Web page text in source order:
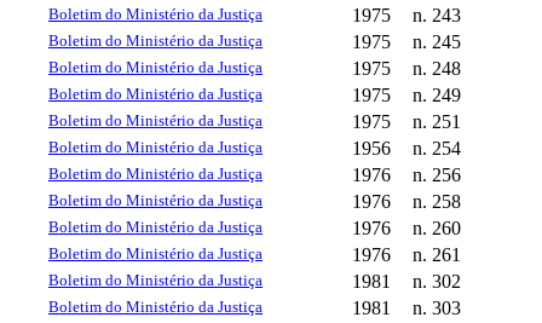
Boletim do Ministério da Justiça 1975 n. 243
Boletim do Ministério da Justiça 1975 n. 245
Boletim do Ministério da Justiça 1975 n. 248
Boletim do Ministério da Justiça 1975 n. 249
Boletim do Ministério da Justiça 1975 n. 251
Boletim do Ministério da Justiça 1956 n. 254
Boletim do Ministério da Justiça 1976 n. 256
Boletim do Ministério da Justiça 1976 n. 258
Boletim do Ministério da Justiça 1976 n. 260
Boletim do Ministério da Justiça 1976 n. 261
Boletim do Ministério da Justiça 1981 n. 302
Boletim do Ministério da Justiça 1981 n. 303